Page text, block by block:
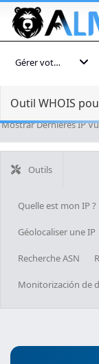
Gérer votre compte
Outil WHOIS
Mostrar Dernières IP
Outils
Quelle est mon IP ?
Géolocaliser une IP
Recherche ASN
Monitorización de